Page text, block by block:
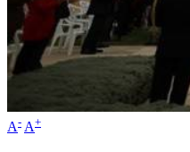
A- A+